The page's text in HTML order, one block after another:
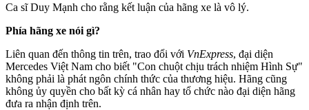
Ca sĩ Duy Mạnh cho rằng kết luận của hãng xe là vô lý.
Phía hãng xe nói gì?
Liên quan đến thông tin trên, trao đổi với VnExpress, đại diện
Mercedes Việt Nam cho biết "Con chuột chịu trách nhiệm Hình Sự"
không phải là phát ngôn chính thức của thương hiệu. Hãng cũng
không ủy quyền cho bất kỳ cá nhân hay tổ chức nào đại diện hãng
đưa ra nhận định trên.